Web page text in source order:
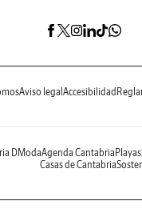
Aviso legal Accesibilidad
DModaAgenda Cantabria Playas
Casas de Cantabria